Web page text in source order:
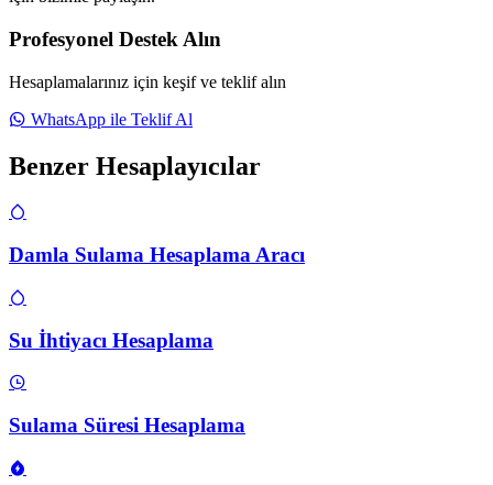
Profesyonel Destek Alın
Hesaplamalarınız için keşif ve teklif alın
WhatsApp ile Teklif Al
Benzer Hesaplayıcılar
Damla Sulama Hesaplama Aracı
Su İhtiyacı Hesaplama
Sulama Süresi Hesaplama